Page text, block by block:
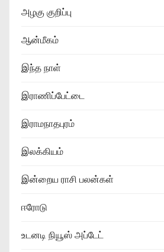
அழகு குறிப்பு
ஆன்மீகம்
இந்த நாள்
இராணிப்பேட்டை
இராமநாதபுரம்
இலக்கியம்
இன்றைய ராசி பலன்கள்
ஈரோடு
உடனடி நியூஸ் அப்டேட்